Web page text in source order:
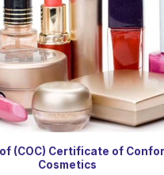
(COC) Certificate of
Cosmetics